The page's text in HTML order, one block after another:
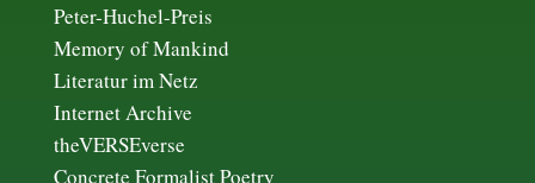
Peter-Huchel-Preis
Memory of Mankind
Literatur im Netz
Internet Archive
theVERSEverse
Concrete Formalist Poetry